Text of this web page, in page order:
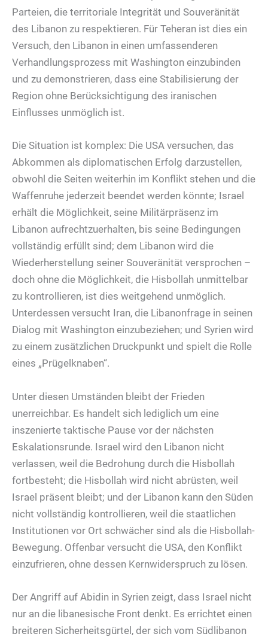
Parteien, die territoriale Integrität und Souveränität
des Libanon zu respektieren. Für Teheran ist dies ein
Versuch, den Libanon in einen umfassenderen
Verhandlungsprozess mit Washington einzubinden
und zu demonstrieren, dass eine Stabilisierung der
Region ohne Berücksichtigung des iranischen
Einflusses unmöglich ist.
Die Situation ist komplex: Die USA versuchen, das
Abkommen als diplomatischen Erfolg darzustellen,
obwohl die Seiten weiterhin im Konflikt stehen und die
Waffenruhe jederzeit beendet werden könnte; Israel
erhält die Möglichkeit, seine Militärpräsenz im
Libanon aufrechtzuerhalten, bis seine Bedingungen
vollständig erfüllt sind; dem Libanon wird die
Wiederherstellung seiner Souveränität versprochen –
doch ohne die Möglichkeit, die Hisbollah unmittelbar
zu kontrollieren, ist dies weitgehend unmöglich.
Unterdessen versucht Iran, die Libanonfrage in seinen
Dialog mit Washington einzubeziehen; und Syrien wird
zu einem zusätzlichen Druckpunkt und spielt die Rolle
eines „Prügelknaben“.
Unter diesen Umständen bleibt der Frieden
unerreichbar. Es handelt sich lediglich um eine
inszenierte taktische Pause vor der nächsten
Eskalationsrunde. Israel wird den Libanon nicht
verlassen, weil die Bedrohung durch die Hisbollah
fortbesteht; die Hisbollah wird nicht abrüsten, weil
Israel präsent bleibt; und der Libanon kann den Süden
nicht vollständig kontrollieren, weil die staatlichen
Institutionen vor Ort schwächer sind als die Hisbollah-
Bewegung. Offenbar versucht die USA, den Konflikt
einzufrieren, ohne dessen Kernwiderspruch zu lösen.
Der Angriff auf Abidin in Syrien zeigt, dass Israel nicht
nur an die libanesische Front denkt. Es errichtet einen
breiteren Sicherheitsgürtel, der sich vom Südlibanon